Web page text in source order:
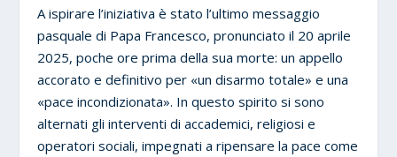
A ispirare l’iniziativa è stato l’ultimo messaggio
pasquale di Papa Francesco, pronunciato il 20 aprile
2025, poche ore prima della sua morte: un appello
accorato e definitivo per «un disarmo totale» e una
«pace incondizionata». In questo spirito si sono
alternati gli interventi di accademici, religiosi e
operatori sociali, impegnati a ripensare la pace come